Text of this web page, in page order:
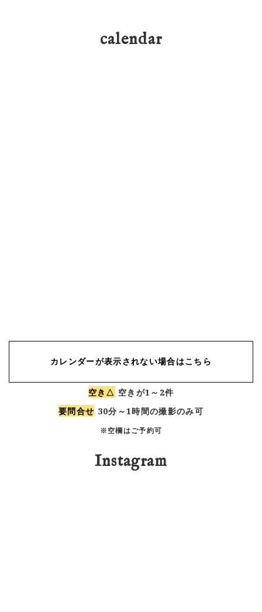
calendar
カレンダーが表示されない場合はこちら
空き△ 空きが1～2件
要問合せ 30分～1時間の撮影のみ可
※空欄はご予約可
Instagram